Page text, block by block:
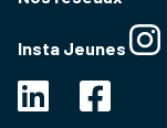
Insta Jeunes